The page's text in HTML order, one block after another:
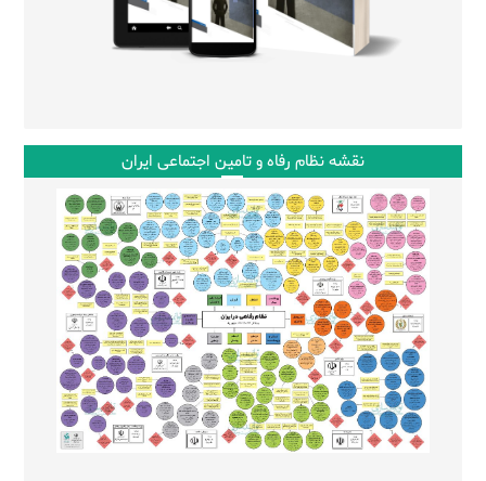
نقشه نظام رفاه و تامین اجتماعی ایران